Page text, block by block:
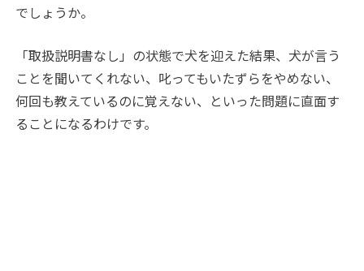
でしょうか。
「取扱説明書なし」の状態で犬を迎えた結果、犬が言う
ことを聞いてくれない、叱ってもいたずらをやめない、
何回も教えているのに覚えない、といった問題に直面す
ることになるわけです。